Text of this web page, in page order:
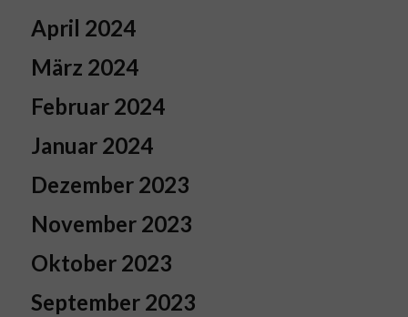
April 2024
März 2024
Februar 2024
Januar 2024
Dezember 2023
November 2023
Oktober 2023
September 2023